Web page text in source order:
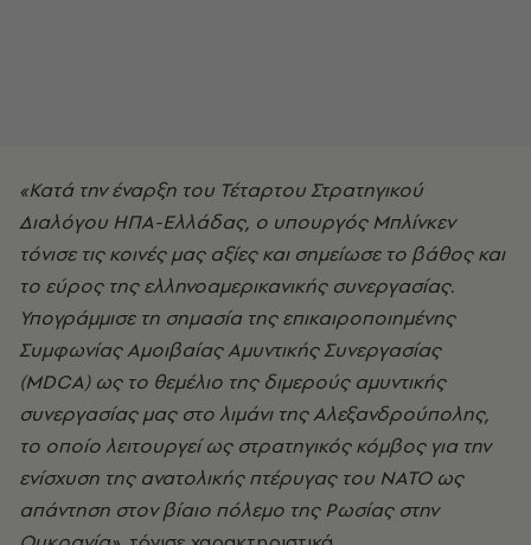
«Κατά την έναρξη του Τέταρτου Στρατηγικού
Διαλόγου ΗΠΑ-Ελλάδας, ο υπουργός Μπλίνκεν
τόνισε τις κοινές μας αξίες και σημείωσε το βάθος και
το εύρος της ελληνοαμερικανικής συνεργασίας.
Υπογράμμισε τη σημασία της επικαιροποιημένης
Συμφωνίας Αμοιβαίας Αμυντικής Συνεργασίας
(MDCA) ως το θεμέλιο της διμερούς αμυντικής
συνεργασίας μας στο λιμάνι της Αλεξανδρούπολης,
το οποίο λειτουργεί ως στρατηγικός κόμβος για την
ενίσχυση της ανατολικής πτέρυγας του ΝΑΤΟ ως
απάντηση στον βίαιο πόλεμο της Ρωσίας στην